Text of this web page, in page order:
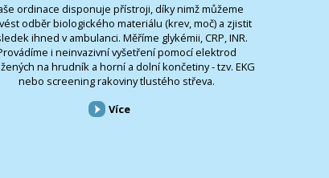
ordinace disponuje přístroji, díky nimž můžeme
odběr biologického materiálu (krev, moč) a zjistit
ihned v ambulanci. Měříme glykémii, CRP, INR.
i neinvazivní vyšetření pomocí elektrod
na hrudník a horní a dolní končetiny - tzv. EKG
nebo screening rakoviny tlustého střeva.
Více